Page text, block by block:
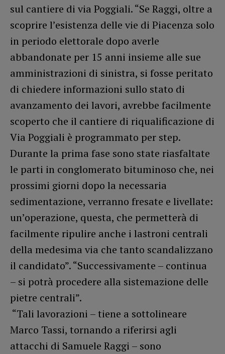
sul cantiere di via Poggiali. “Se Raggi, oltre a
scoprire l’esistenza delle vie di Piacenza solo
in periodo elettorale dopo averle
abbandonate per 15 anni insieme alle sue
amministrazioni di sinistra, si fosse peritato
di chiedere informazioni sullo stato di
avanzamento dei lavori, avrebbe facilmente
scoperto che il cantiere di riqualificazione di
Via Poggiali è programmato per step.
Durante la prima fase sono state riasfaltate
le parti in conglomerato bituminoso che, nei
prossimi giorni dopo la necessaria
sedimentazione, verranno fresate e livellate:
un’operazione, questa, che permetterà di
facilmente ripulire anche i lastroni centrali
della medesima via che tanto scandalizzano
il candidato”. “Successivamente – continua
– si potrà procedere alla sistemazione delle
pietre centrali”.
“Tali lavorazioni – tiene a sottolineare
Marco Tassi, tornando a riferirsi agli
attacchi di Samuele Raggi – sono